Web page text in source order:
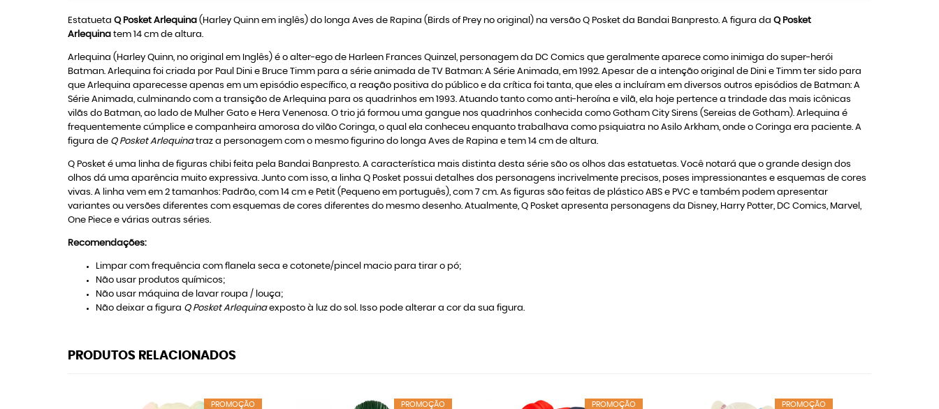
Estatueta Q Posket Arlequina (Harley Quinn em inglês) do longa Aves de Rapina (Birds of Prey no original) na versão Q Posket da Bandai Banpresto. A figura da Q Posket
Arlequina tem 14 cm de altura.
Arlequina (Harley Quinn, no original em Inglês) é o alter-ego de Harleen Frances Quinzel, personagem da DC Comics que geralmente aparece como inimiga do super-herói
Batman. Arlequina foi criada por Paul Dini e Bruce Timm para a série animada de TV Batman: A Série Animada, em 1992. Apesar de a intenção original de Dini e Timm ter sido para
que Arlequina aparecesse apenas em um episódio específico, a reação positiva do público e da crítica foi tanta, que eles a incluíram em diversos outros episódios de Batman: A
Série Animada, culminando com a transição de Arlequina para os quadrinhos em 1993. Atuando tanto como anti-heroína e vilã, ela hoje pertence a trindade das mais icônicas
vilãs do Batman, ao lado de Mulher Gato e Hera Venenosa. O trio já formou uma gangue nos quadrinhos conhecida como Gotham City Sirens (Sereias de Gotham). Arlequina é
frequentemente cúmplice e companheira amorosa do vilão Coringa, o qual ela conheceu enquanto trabalhava como psiquiatra no Asilo Arkham, onde o Coringa era paciente. A
figura de Q Posket Arlequinatraz a personagem com o mesmo figurino do longa Aves de Rapina e tem 14 cm de altura.
Q Posket é uma linha de figuras chibi feita pela Bandai Banpresto. A característica mais distinta desta série são os olhos das estatuetas. Você notará que o grande design dos
olhos dá uma aparência muito expressiva. Junto com isso, a linha Q Posket possui detalhes dos personagens incrivelmente precisos, poses impressionantes e esquemas de cores
vivas. A linha vem em 2 tamanhos: Padrão, com 14 cm e Petit (Pequeno em português), com 7 cm. As figuras são feitas de plástico ABS e PVC e também podem apresentar
variantes ou versões diferentes com esquemas de cores diferentes do mesmo desenho. Atualmente, Q Posket apresenta personagens da Disney, Harry Potter, DC Comics, Marvel,
One Piece e várias outras séries.
Recomendações:
Limpar com frequência com flanela seca e cotonete/pincel macio para tirar o pó;
Não usar produtos químicos;
Não usar máquina de lavar roupa / louça;
Não deixar a figura Q Posket Arlequinaexposto à luz do sol. Isso pode alterar a cor da sua figura.
PRODUTOS RELACIONADOS
PROMOÇÃO PROMOÇÃO PROMOÇÃO PROMOÇÃO